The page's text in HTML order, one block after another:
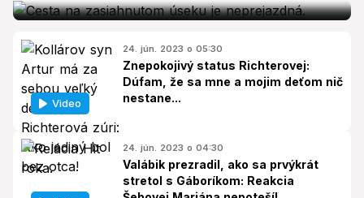
Video
24. jún. 2023 o 05:30
Znepokojivý status Richterovej:
Dúfam, že sa mne a mojim deťom nič
nestane...
24. jún. 2023 o 04:30
Valábik prezradil, ako sa prvýkrát
stretol s Gáboríkom: Reakcia